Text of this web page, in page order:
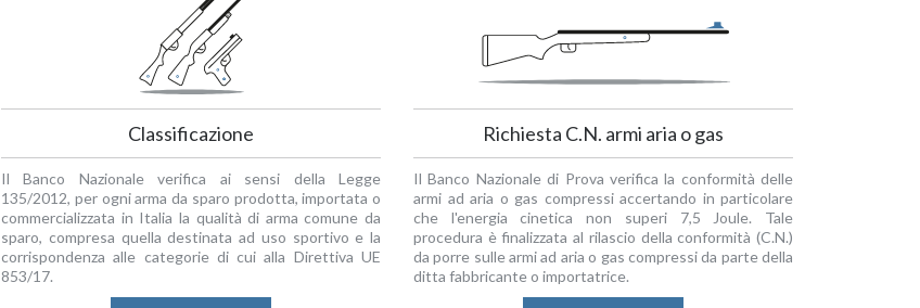
Classificazione
Il Banco Nazionale verifica ai sensi della Legge
135/2012, per ogni arma da sparo prodotta, importata o
commercializzata in Italia la qualità di arma comune da
sparo, compresa quella destinata ad uso sportivo e la
corrispondenza alle categorie di cui alla Direttiva UE
853/17.
Richiesta C.N. armi aria o gas
Il Banco Nazionale di Prova verifica la conformità delle
armi ad aria o gas compressi accertando in particolare
che l'energia cinetica non superi 7,5 Joule. Tale
procedura è finalizzata al rilascio della conformità (C.N.)
da porre sulle armi ad aria o gas compressi da parte della
ditta fabbricante o importatrice.